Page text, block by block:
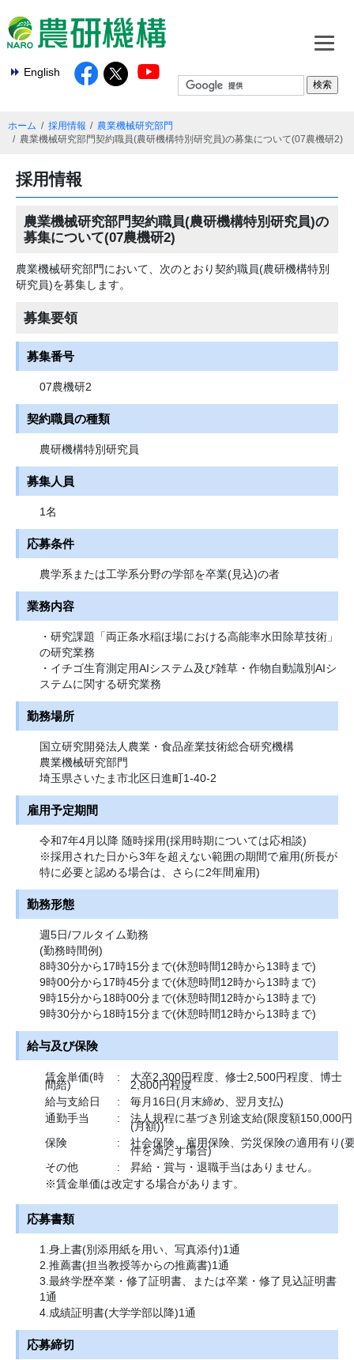
English
ホーム 採用情報
農業機械研究部門
農業機械研究部門契約職員(農研機構特別研究員)の募集について(07農機研2)
採用情報
農業機械研究部門契約職員(農研機構特別研究員)の
募集について(07農機研2)
農業機械研究部門において、次のとおり契約職員(農研機構特別
研究員)を募集します。
募集要領
募集番号
07農機研2
契約職員の種類
農研機構特別研究員
募集人員
1名
応募条件
農学系または工学系分野の学部を卒業(見込)の者
業務内容
・研究課題「両正条水稲ほ場における高能率水田除草技術」
の研究業務
・イチゴ生育測定用AIシステム及び雑草・作物自動識別AIシ
ステムに関する研究業務
勤務場所
国立研究開発法人農業・食品産業技術総合研究機構
農業機械研究部門
埼玉県さいたま市北区日進町1-40-2
雇用予定期間
令和7年4月以降 随時採用(採用時期については応相談)
※採用された日から3年を超えない範囲の期間で雇用(所長が
特に必要と認める場合は、さらに2年間雇用)
勤務形態
週5日/フルタイム勤務
(勤務時間例)
8時30分から17時15分まで(休憩時間12時から13時まで)
9時00分から17時45分まで(休憩時間12時から13時まで)
9時15分から18時00分まで(休憩時間12時から13時まで)
9時30分から18時15分まで(休憩時間12時から13時まで)
給与及び保険
賃金単価(時
間給)
: 大卒2,300円程度、修士2,500円程度、博士
2,800円程度
給与支給日
:
毎月16日(月末締め、翌月支払)
通勤手当
: 法人規程に基づき別途支給(限度額150,000円
(月額))
保険
: 社会保険、雇用保険、労災保険の適用有り(
件を満たす場合)
その他
:
昇給・賞与・退職手当はありません。
※賃金単価は改定する場合があります。
応募書類
1.身上書(別添用紙を用い、写真添付)1通
2.推薦書(担当教授等からの推薦書)1通
3.最終学歴卒業・修了証明書、または卒業・修了見込証明書
1通
4.成績証明書(大学学部以降)1通
応募締切